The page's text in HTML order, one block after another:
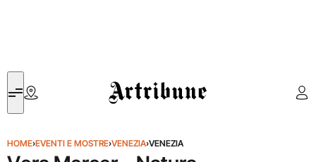
Artribune
HOME›EVENTI E MOSTRE›VENEZIA›VENEZIA